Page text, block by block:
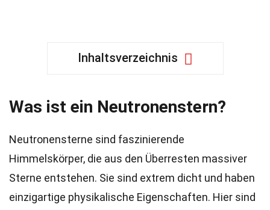
Inhaltsverzeichnis
Was ist ein Neutronenstern?
Neutronensterne sind faszinierende
Himmelskörper, die aus den Überresten massiver
Sterne entstehen. Sie sind extrem dicht und haben
einzigartige physikalische Eigenschaften. Hier sind